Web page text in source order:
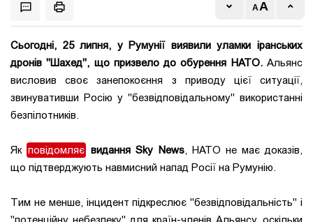
Сьогодні, 25 липня, у Румунії виявили уламки іранських
дронів "Шахед", що призвело до обурення НАТО. Альянс
висловив своє занепокоєння з приводу цієї ситуації,
звинувативши Росію у "безвідповідальному" використанні
безпілотників.
Як повідомляє видання Sky News, НАТО не має доказів,
що підтверджують навмисний напад Росії на Румунію.
Тим не менше, інцидент підкреслює "безвідповідальність" і